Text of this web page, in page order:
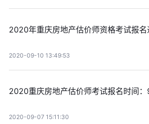
2020年重庆房地产估价师资格考试报名
2020-09-10 13:49:53
2020重庆房地产估价师考试报名时间：
2020-09-07 15:11:30